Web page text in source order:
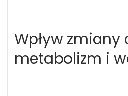
Wpływ zmiany
metabolizm i